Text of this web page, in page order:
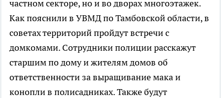
частном секторе, но и во дворах многоэтажек.
Как пояснили в УВМД по Тамбовской области, в
советах территорий пройдут встречи с
домкомами. Сотрудники полиции расскажут
старшим по дому и жителям домов об
ответственности за выращивание мака и
конопли в полисадниках. Также будут